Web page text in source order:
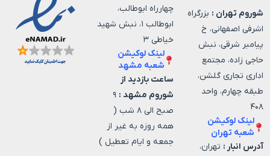
شوروم تهران : بزرگراه
اشرفی اصفهانی، خ
پیامبر شرقی، نبش
حاجی زاده، مجتمع
اداری تجاری گلشن،
طبقه چهارم، واحد
۴۰۸
لینک لوکیشن
شعبه تهران
آدرس انبار : تهران،
چهارراه ابوطالب،
ابوطالب ۱، نبش شهید
خیاطی ۳
لینک لوکیشن
شعبه مشهد
ساعت بازدید از
شوروم مشهد : ۹
صبح الی ۸ شب (
همه روزه به غیر از
جمعه و ایام تعطیل )